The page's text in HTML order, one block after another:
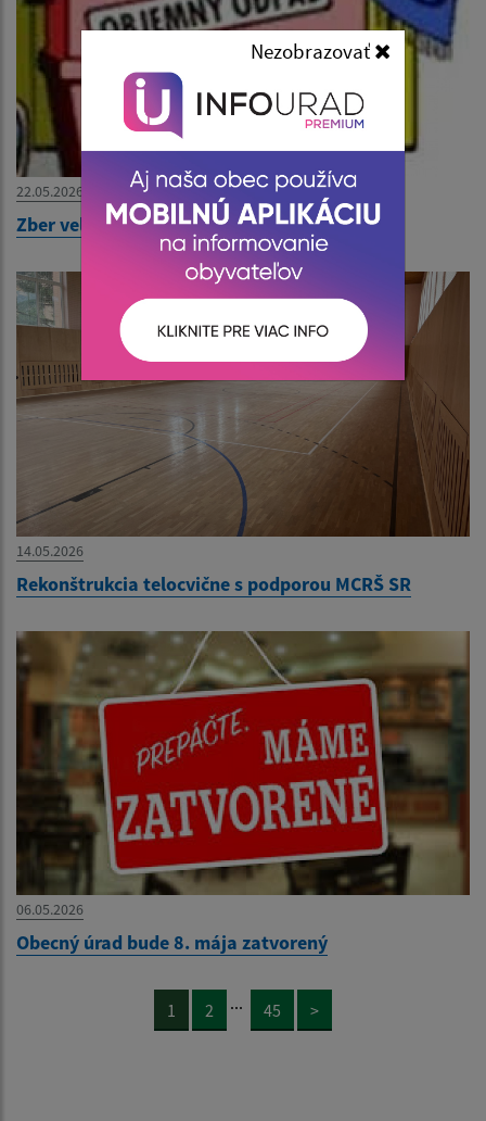
Nezobrazovať
22.05.2026
Zber veľkoobjemového odpadu od 27.5.2026
14.05.2026
Rekonštrukcia telocvične s podporou MCRŠ SR
06.05.2026
Obecný úrad bude 8. mája zatvorený
1 2 ... 45 >